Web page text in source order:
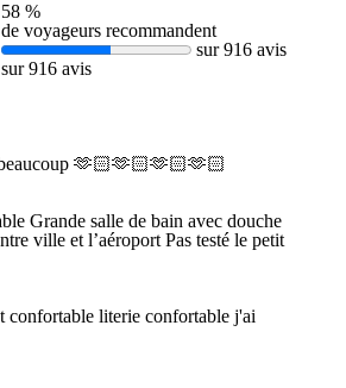
58 %
de voyageurs recommandent
sur 916 avis
sur 916 avis
🫶🏻🫶🏻🫶🏻🫶🏻
Grande salle de bain avec douche
ville et l’aéroport Pas testé le petit
confortable literie confortable j'ai